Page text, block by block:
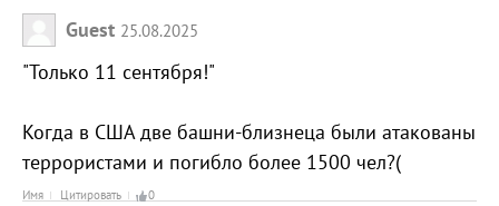
Guest 25.08.2025
"Только 11 сентября!"
Когда в США две башни-близнеца были атакованы
террористами и погибло более 1500 чел?(
Имя Цитировать 0